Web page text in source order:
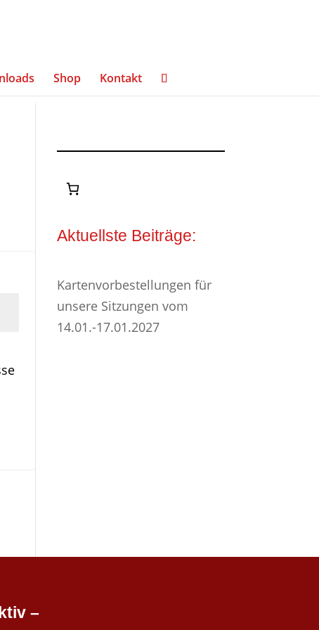
Shop Kontakt
Aktuellste Beiträge:
Kartenvorbestellungen für
unsere Sitzungen vom
14.01.-17.01.2027
–